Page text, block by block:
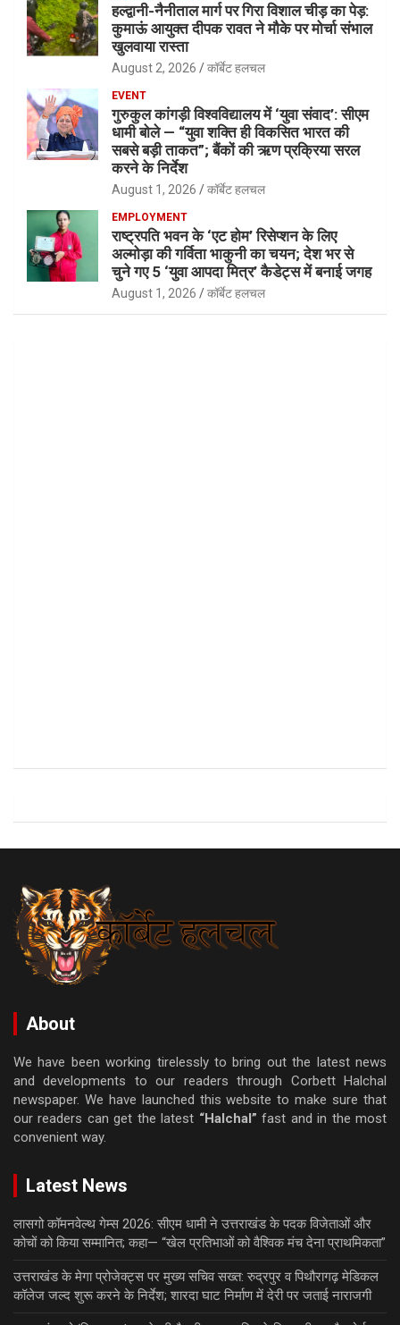
हल्द्वानी-नैनीताल मार्ग पर गिरा विशाल चीड़ का पेड़:
कुमाऊं आयुक्त दीपक रावत ने मौके पर मोर्चा संभाल
खुलवाया रास्ता
August 2, 2026 कॉर्बेट हलचल
EVENT
गुरुकुल कांगड़ी विश्वविद्यालय में ‘युवा संवाद’: सीएम
धामी बोले — “युवा शक्ति ही विकसित भारत की
सबसे बड़ी ताकत”; बैंकों की ऋण प्रक्रिया सरल
करने के निर्देश
August 1, 2026 कॉर्बेट हलचल
EMPLOYMENT
राष्ट्रपति भवन के ‘एट होम’ रिसेप्शन के लिए
अल्मोड़ा की गर्विता भाकुनी का चयन; देश भर से
चुने गए 5 ‘युवा आपदा मित्र’ कैडेट्स में बनाई जगह
August 1, 2026 कॉर्बेट हलचल
About
We have been working tirelessly to bring out the latest news
and developments to our readers through Corbett Halchal
newspaper. We have launched this website to make sure that
our readers can get the latest “Halchal” fast and in the most
convenient way.
Latest News
लासगो कॉमनवेल्थ गेम्स 2026: सीएम धामी ने उत्तराखंड के पदक विजेताओं और
कोचों को किया सम्मानित; कहा— “खेल प्रतिभाओं को वैश्विक मंच देना प्राथमिकता”
उत्तराखंड के मेगा प्रोजेक्ट्स पर मुख्य सचिव सख्त: रुद्रपुर व पिथौरागढ़ मेडिकल
कॉलेज जल्द शुरू करने के निर्देश; शारदा घाट निर्माण में देरी पर जताई नाराजगी